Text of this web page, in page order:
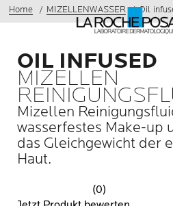
Home MIZELLENWASSER Oil
OIL INFUSED
MIZELLEN
Mizellen
wasserfestes Make-up
das Gleichgewicht der
Haut.
(0)